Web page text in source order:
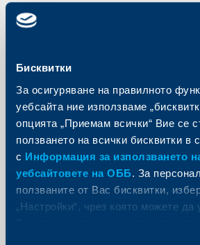
Бисквитки
За осигуряване на правилното
уебсайта ние използваме
опцията „Приемам всички“ Вие се
ползването на всички бисквитки в
с Информация за използването
уебсайтовете на ОББ. За
ползваните от Вас бисквитки,
„Настройки“, чрез която можете да
Два от клоновете на
адреси
14 април 2020
От 13.04.2020 два от клоновете на
българска банка в страната
Още